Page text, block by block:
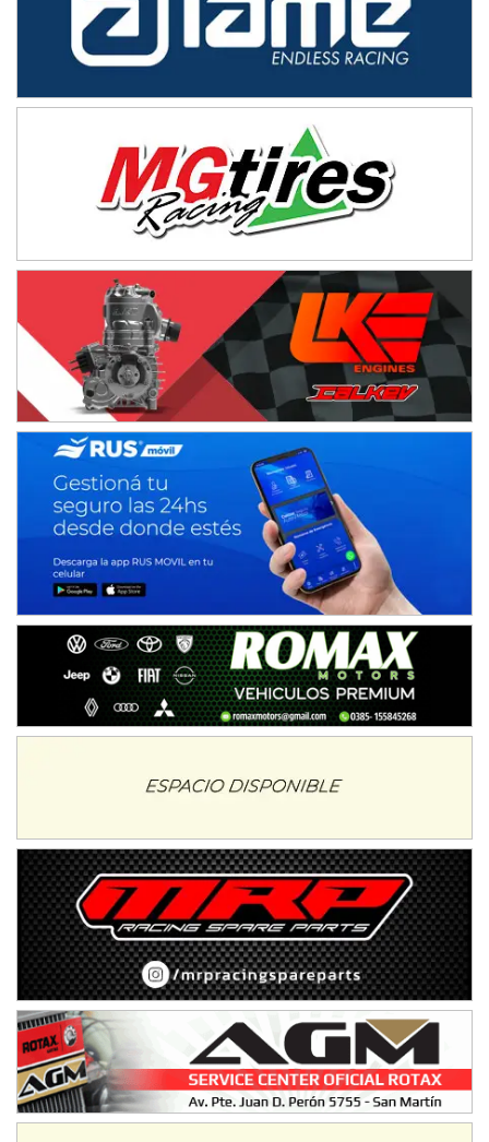
Ramiro Tot (Asfalto)
Baradero (Buenos Aires)
KDO - F6
Trenque Lauquen (Buenos Aires)
ENTRERRIANO - F6 (POSTERGADA)
Parque de la Velocidad (Asfalto)
Villaguay (Entre Ríos)
VICTORIENSE - F7
Victoria (Entre Ríos)
PATAGONICO - F6
Moto Club Reginense (Tierra)
Gral. E. Godoy (Río Negro)
CSK - F7
Juventud Unida (Tierra)
Humboldt (Santa Fe)
NORESTE SANTAFESINO - F6
Ciudad de Avellaneda (Asfalto)
Avellaneda (Santa Fe)
SUR SANTAFESINO - F4
José Samuel Sánchez (Tierra)
TUCUMANO - F5
Juan Navarro (Asfalto)
El Timbó (Tucumán)